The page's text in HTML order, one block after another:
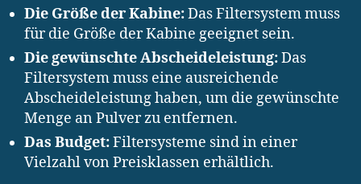
Die Größe der Kabine:Das Filtersystem muss
für die Größe der Kabine geeignet sein.
Die gewünschte Abscheideleistung:Das
Filtersystem muss eine ausreichende
Abscheideleistung haben, um die gewünschte
Menge an Pulver zu entfernen.
Das Budget:Filtersysteme sind in einer
Vielzahl von Preisklassen erhältlich.